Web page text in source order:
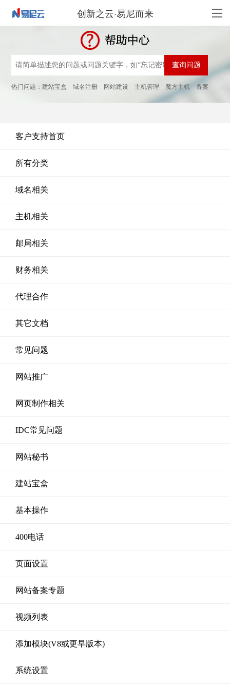
创新之云·易尼而来
热门问题：建站宝盒 域名注册 网站建设 主机管理 魔方主机 备案
客户支持首页
所有分类
域名相关
主机相关
邮局相关
财务相关
代理合作
其它文档
常见问题
网站推广
网页制作相关
IDC常见问题
网站秘书
建站宝盒
基本操作
400电话
页面设置
网站备案专题
视频列表
添加模块(V8或更早版本)
系统设置